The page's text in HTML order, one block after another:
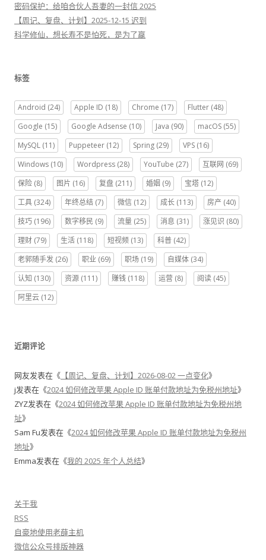
密码保护：给咱合伙人吾妻的一封信 2025
【周记、复盘、计划】2025-12-15 迟到
科学修仙，想长寿不是怕死，是为了赢
标签
Android (24) Apple ID (18) Chrome (17) Flutter (48)
Google (15) Google Adsense (10) Java (90) macOS (55)
MySQL (11) Puppeteer (12) Spring (29) VPS (16)
Windows (10) Wordpress (28) YouTube (27) 互联网 (69)
保险 (8) 图片 (16) 复盘 (211) 婚姻 (9) 宝塔 (12)
工具 (324) 年终总结 (7) 微信 (12) 成长 (113) 房产 (40)
技巧 (196) 数字移民 (9) 流量 (25) 消息 (31) 涨见识 (80)
理财 (79) 生活 (118) 短视频 (13) 科普 (42)
老郭随手发 (26) 职业 (69) 职场 (19) 自媒体 (34)
认知 (130) 资源 (111) 赚钱 (118) 运营 (8) 阅读 (45)
阿里云 (12)
近期评论
网友发表在《 【周记、复盘、计划】2026-08-02 一点变化》
j发表在《2024 如何修改苹果 Apple ID 账单付款地址为免税州地址》
ZYZ发表在《2024 如何修改苹果 Apple ID 账单付款地址为免税州地
址》
Sam Fu发表在《2024 如何修改苹果 Apple ID 账单付款地址为免税州
地址》
Emma发表在《我的 2025 年个人总结》
关于我
RSS
自豪地使用老薛主机
微信公众号排版神器